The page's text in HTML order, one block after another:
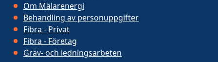
Om Mälarenergi
Behandling av personuppgifter
Fibra - Privat
Fibra - Företag
Gräv- och ledningsarbeten